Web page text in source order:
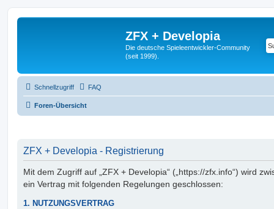
ZFX + Developia
Die deutsche Spieleentwickler-Community
(seit 1999).
Schnellzugriff FAQ
Foren-Übersicht
ZFX + Developia - Registrierung
Mit dem Zugriff auf „ZFX + Developia“ („https://zfx.info“) wird
ein Vertrag mit folgenden Regelungen geschlossen:
1. NUTZUNGSVERTRAG